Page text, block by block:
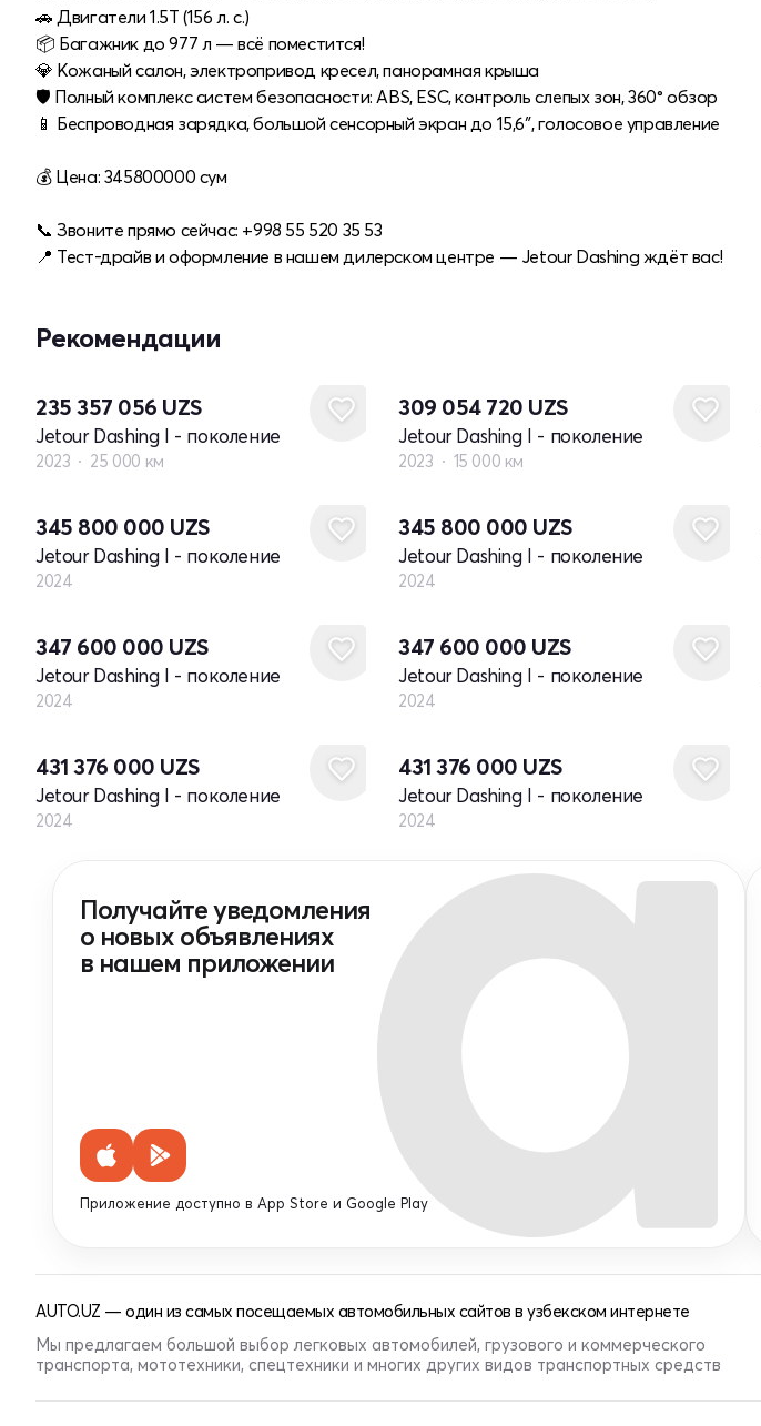
🚗 Двигатели 1.5T (156 л. с.)
📦 Багажник до 977 л — всё поместится!
💎 Кожаный салон, электропривод кресел, панорамная крыша
🛡 Полный комплекс систем безопасности: ABS, ESC, контроль слепых зон, 360° обзор
📱 Беспроводная зарядка, большой сенсорный экран до 15,6″, голосовое управление
💰 Цена: 345800000 cум
📞 Звоните прямо сейчас: +998 55 520 35 53
📍 Тест-драйв и оформление в нашем дилерском центре — Jetour Dashing ждёт вас!
Рекомендации
235 357 056 UZS
Jetour Dashing I - поколение
2023 25 000 км
309 054 720 UZS
Jetour Dashing I - поколение
2023 15 000 км
345 800 000 UZS
Jetour Dashing I - поколение
2024
345 800 000 UZS
Jetour Dashing I - поколение
2024
347 600 000 UZS
Jetour Dashing I - поколение
2024
347 600 000 UZS
Jetour Dashing I - поколение
2024
431 376 000 UZS
Jetour Dashing I - поколение
2024
431 376 000 UZS
Jetour Dashing I - поколение
2024
Получайте уведомления
о новых объявлениях
в нашем приложении
Приложение доступно в App Store и Google Play
AUTO.UZ — один из самых посещаемых автомобильных сайтов в узбекском интернете
Мы предлагаем большой выбор легковых автомобилей, грузового и коммерческого
транспорта, мототехники, спецтехники и многих других видов транспортных средств